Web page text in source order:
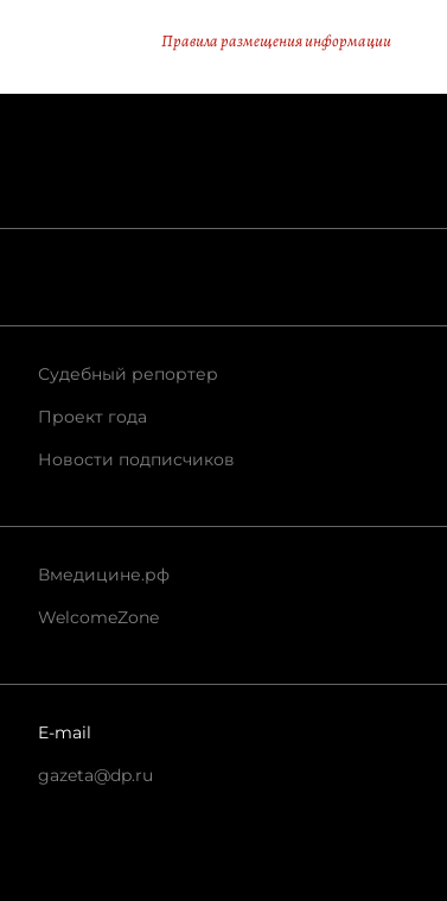
Правила размещения информации
Судебный репортер
Проект года
Новости подписчиков
Вмедицине.рф
WelcomeZone
E-mail
gazeta@dp.ru